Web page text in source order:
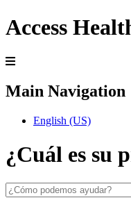
Access
Main Navigation
English (US)
¿Cuál es su